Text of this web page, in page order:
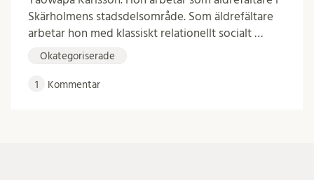
Skärholmens stadsdelsområde. Som äldrefältare
arbetar hon med klassiskt relationellt socialt …
Okategoriserade
1 Kommentar